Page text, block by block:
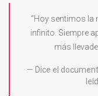
“Hoy sentimos la
infinito. Siempre
más
Dice el